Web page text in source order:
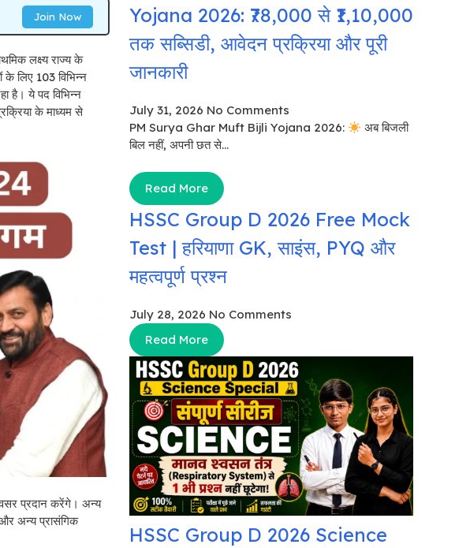
Join Now
लक्ष्य राज्य के
लिए 103 विभिन्न
है। ये पद विभिन्न
के माध्यम से
प्रदान करेंगे। अन्य
अन्य प्रासंगिक
Yojana 2026: ₹78,000 से ₹1,10,000
तक सब्सिडी, आवेदन प्रक्रिया और पूरी
जानकारी
July 31, 2026 No Comments
PM Surya Ghar Muft Bijli Yojana 2026:
अब बिजली
बिल नहीं, अपनी छत से...
Read More
HSSC Group D 2026 Free Mock
Test | हरियाणा GK, साइंस, PYQ और
महत्वपूर्ण प्रश्न
July 28, 2026 No Comments
Read More
HSSC Group D 2026 Science